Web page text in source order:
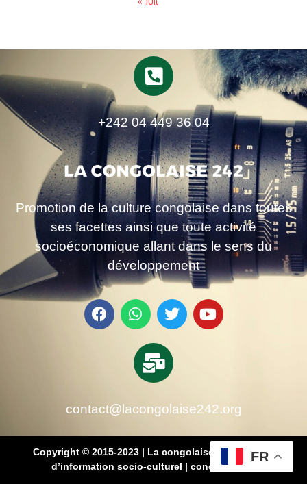
+242 04 449 36 04
Promotion de la culture congolaise dans toutes
ses facettes ainsi que toute activité
socioéconomique allant dans le sens du
développement
contact@lacongolaise242.org
Copyright © 2015-2023 | La congolaise 242 – média
d’information socio-culturel | conçu par SB
FR